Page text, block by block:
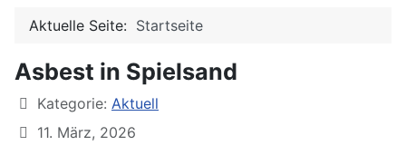
Aktuelle Seite: Startseite
Asbest in Spielsand
Kategorie: Aktuell
11. März, 2026